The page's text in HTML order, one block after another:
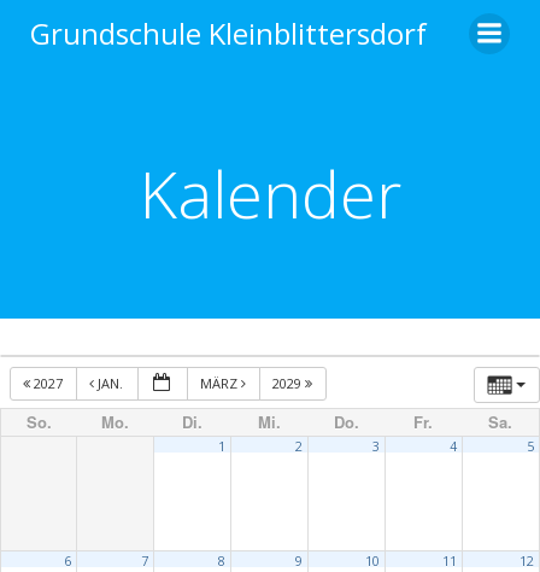
Inhalt
Grundschule Kleinblittersdorf
Kalender
2027 JAN. MÄRZ 2029
So. Mo. Di. Mi. Do. Fr. Sa.
1 2 3 4 5
6 7 8 9 10 11 12